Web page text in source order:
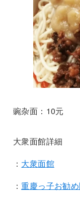
豌杂面：10元
大衆面館詳細
： 大衆面館
：重慶っ子お勧